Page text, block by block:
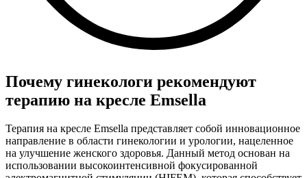
Почему гинекологи рекомендуют
терапию на кресле Emsella
Терапия на кресле Emsella представляет собой инновационное
направление в области гинекологии и урологии, нацеленное
на улучшение женского здоровья. Данный метод основан на
использовании высокоинтенсивной фокусированной